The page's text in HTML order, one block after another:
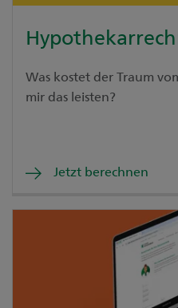
Was kostet der Traum
mir das leisten?
Jetzt berechnen